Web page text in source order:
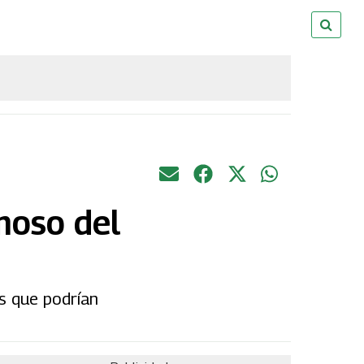
del
que podrían